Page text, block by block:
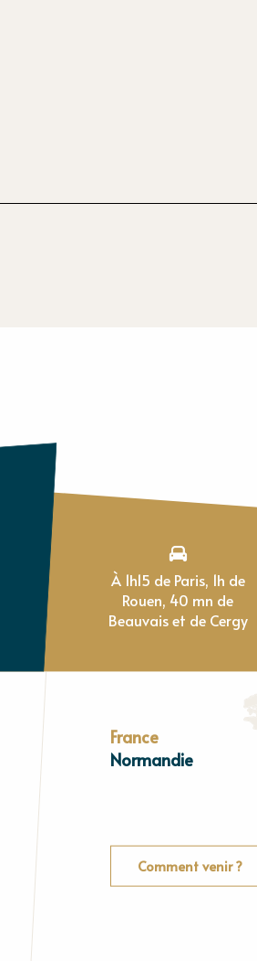
À 1h15 de Paris, 1h de
Rouen, 40 mn de
Beauvais et de Cergy
France
Normandie
Comment venir ?